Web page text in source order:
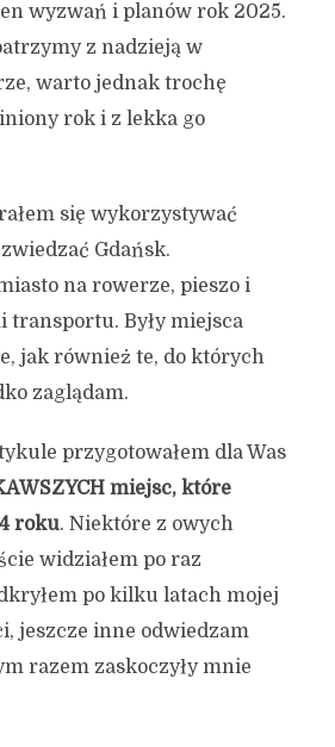
wyzwań i planów rok 2025.
z nadzieją w
warto jednak trochę
rok i z lekka go
się wykorzystywać
Gdańsk.
na rowerze, pieszo i
Były miejsca
jak również te, do których
zaglądam.
przygotowałem dla Was
miejsc, które
roku. Niektóre z owych
widziałem po raz
po kilku latach mojej
jeszcze inne odwiedzam
razem zaskoczyły mnie